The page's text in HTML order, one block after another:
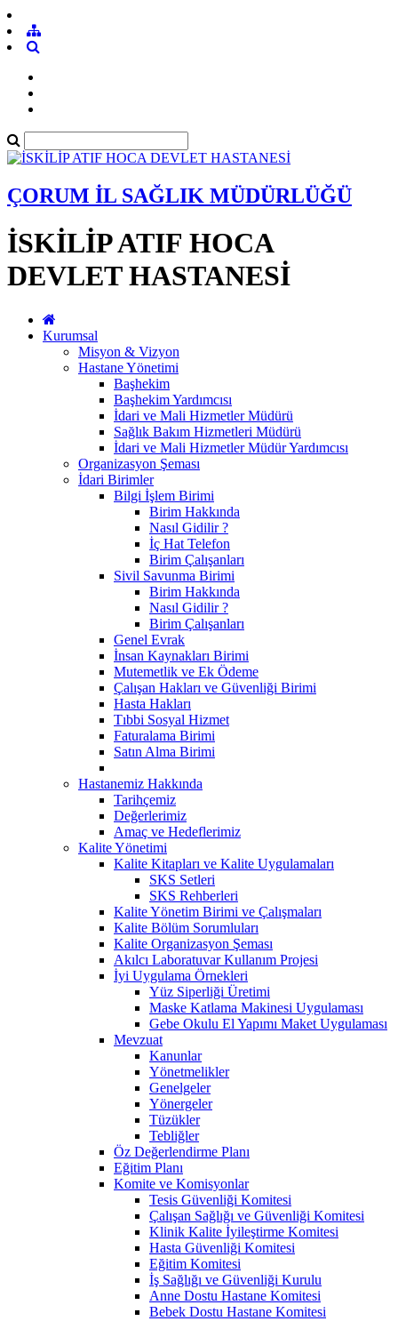
ÇORUM İL SAĞLIK MÜDÜRLÜĞÜ
İSKİLİP ATIF HOCA
DEVLET HASTANESİ
Kurumsal
Misyon & Vizyon
Hastane Yönetimi
Başhekim
Başhekim Yardımcısı
İdari ve Mali Hizmetler Müdürü
Sağlık Bakım Hizmetleri Müdürü
İdari ve Mali Hizmetler Müdür Yardımcısı
Organizasyon Şeması
İdari Birimler
Bilgi İşlem Birimi
Birim Hakkında
Nasıl Gidilir ?
İç Hat Telefon
Birim Çalışanları
Sivil Savunma Birimi
Birim Hakkında
Nasıl Gidilir ?
Birim Çalışanları
Genel Evrak
İnsan Kaynakları Birimi
Mutemetlik ve Ek Ödeme
Çalışan Hakları ve Güvenliği Birimi
Hasta Hakları
Tıbbi Sosyal Hizmet
Faturalama Birimi
Satın Alma Birimi
Hastanemiz Hakkında
Tarihçemiz
Değerlerimiz
Amaç ve Hedeflerimiz
Kalite Yönetimi
Kalite Kitapları ve Kalite Uygulamaları
SKS Setleri
SKS Rehberleri
Kalite Yönetim Birimi ve Çalışmaları
Kalite Bölüm Sorumluları
Kalite Organizasyon Şeması
Akılcı Laboratuvar Kullanım Projesi
İyi Uygulama Örnekleri
Yüz Siperliği Üretimi
Maske Katlama Makinesi Uygulaması
Gebe Okulu El Yapımı Maket Uygulaması
Mevzuat
Kanunlar
Yönetmelikler
Genelgeler
Yönergeler
Tüzükler
Tebliğler
Öz Değerlendirme Planı
Eğitim Planı
Komite ve Komisyonlar
Tesis Güvenliği Komitesi
Çalışan Sağlığı ve Güvenliği Komitesi
Klinik Kalite İyileştirme Komitesi
Hasta Güvenliği Komitesi
Eğitim Komitesi
İş Sağlığı ve Güvenliği Kurulu
Anne Dostu Hastane Komitesi
Bebek Dostu Hastane Komitesi